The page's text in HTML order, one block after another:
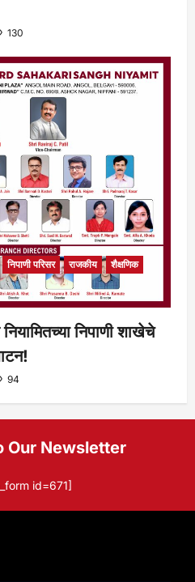
130
निपाणी परिसर राजकीय
शैक्षणिक
निपाणी शाखेचे
94
Our Newsletter
id=671]